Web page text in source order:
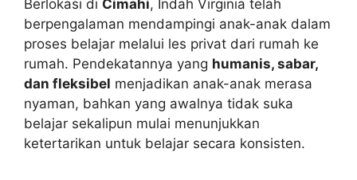
Berlokasi di Cimahi, Indah Virginia telah
berpengalaman mendampingi anak-anak dalam
proses belajar melalui les privat dari rumah ke
rumah. Pendekatannya yang humanis, sabar,
dan fleksibel menjadikan anak-anak merasa
nyaman, bahkan yang awalnya tidak suka
belajar sekalipun mulai menunjukkan
ketertarikan untuk belajar secara konsisten.